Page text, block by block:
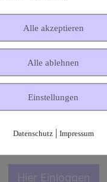
Dies ist ein geschützter
Mitgliederbereich!
Hier Einloggen
Alle akzeptieren
Alle ablehnen
Einstellungen
Datenschutz| Impressum